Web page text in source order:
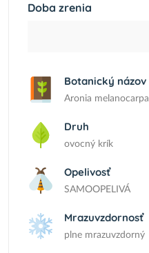
Doba zrenia
Botanický názov
Aronia melanocarpa
Druh
ovocný krík
Opelivosť
SAMOOPELIVÁ
Mrazuvzdornosť
plne mrazuvzdorný